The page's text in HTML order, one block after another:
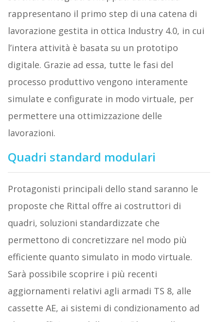
rappresentano il primo step di una catena di
lavorazione gestita in ottica Industry 4.0, in cui
l’intera attività è basata su un prototipo
digitale. Grazie ad essa, tutte le fasi del
processo produttivo vengono interamente
simulate e configurate in modo virtuale, per
permettere una ottimizzazione delle
lavorazioni.
Quadri standard modulari
Protagonisti principali dello stand saranno le
proposte che Rittal offre ai costruttori di
quadri, soluzioni standardizzate che
permettono di concretizzare nel modo più
efficiente quanto simulato in modo virtuale.
Sarà possibile scoprire i più recenti
aggiornamenti relativi agli armadi TS 8, alle
cassette AE, ai sistemi di condizionamento ad